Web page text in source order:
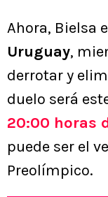
Ahora, Bielsa
Uruguay,
derrotar y
duelo será
20:00 horas
puede ser el
Preolímpico.